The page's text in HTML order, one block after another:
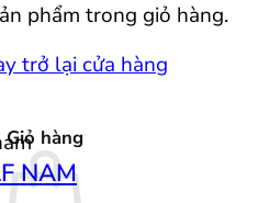
phẩm trong giỏ hàng.
trở lại cửa hàng
Giỏ hàng
NAM